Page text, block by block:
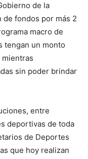
de la
fondos por más 2
macro de
tengan un monto
sin poder brindar
entre
deportivas de toda
de Deportes
que hoy realizan